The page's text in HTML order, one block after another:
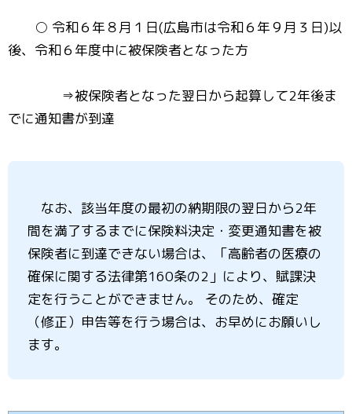
○ 令和６年８月１日(広島市は令和６年９月３日)以
後、令和６年度中に被保険者となった方
⇒被保険者となった翌日から起算して2年後ま
でに通知書が到達
なお、該当年度の最初の納期限の翌日から2年
間を満了するまでに保険料決定・変更通知書を被
保険者に到達できない場合は、「高齢者の医療の
確保に関する法律第160条の2」により、賦課決
定を行うことができません。 そのため、確定
（修正）申告等を行う場合は、お早めにお願いし
ます。